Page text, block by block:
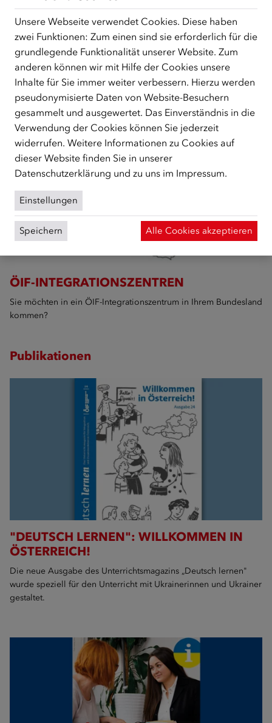
DEUTSCHKURSFÖRDERUNG
Sie wollen Deutsch lernen?
ÖIF-INTEGRATIONSZENTREN
Sie möchten in ein ÖIF-Integrationszentrum in Ihrem Bundesland
kommen?
Publikationen
"DEUTSCH LERNEN": WILLKOMMEN IN
ÖSTERREICH!
Die neue Ausgabe des Unterrichtsmagazins „Deutsch lernen"
wurde speziell für den Unterricht mit Ukrainerinnen und Ukrainer
gestaltet.
Unsere Webseite verwendet Cookies. Diese haben
zwei Funktionen: Zum einen sind sie erforderlich für die
grundlegende Funktionalität unserer Website. Zum
anderen können wir mit Hilfe der Cookies unsere
Inhalte für Sie immer weiter verbessern. Hierzu werden
pseudonymisierte Daten von Website-Besuchern
gesammelt und ausgewertet. Das Einverständnis in die
Verwendung der Cookies können Sie jederzeit
widerrufen. Weitere Informationen zu Cookies auf
dieser Website finden Sie in unserer
Datenschutzerklärung und zu uns im Impressum.
Einstellungen
Speichern Alle Cookies akzeptieren